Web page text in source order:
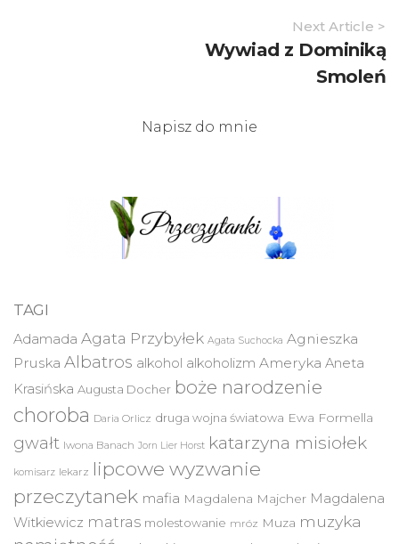
Next Article >
Wywiad z Dominiką
Smoleń
Napisz do mnie
TAGI
Adamada Agata Przybyłek Agata Suchocka Agnieszka
Pruska Albatros alkohol alkoholizm Ameryka Aneta
Krasińska Augusta Docher boże narodzenie
choroba Daria Orlicz druga wojna światowa Ewa Formella
gwałt Iwona Banach Jorn Lier Horst katarzyna misiołek
komisarz lekarz lipcowe wyzwanie
przeczytanek mafia Magdalena Majcher Magdalena
Witkiewicz matras molestowanie mróz Muza muzyka